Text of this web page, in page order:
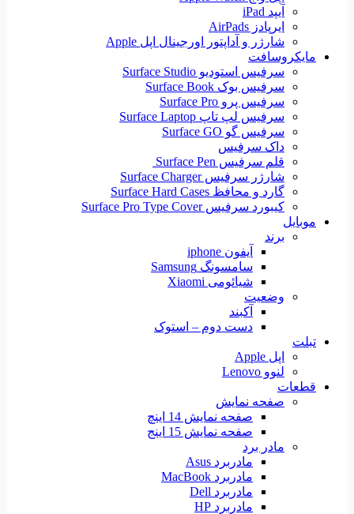
آیپد iPad
ایرپادز AirPads
شارژر و آداپتور اورجینال اپل Apple
مایکروسافت
سرفیس استودیو Surface Studio
سرفیس بوک Surface Book
سرفیس پرو Surface Pro
سرفیس لپ تاپ Surface Laptop
سرفیس گو Surface GO
داک سرفیس
قلم سرفیس Surface Pen
شارژر سرفیس Surface Charger
گارد و محافظ Surface Hard Cases
کیبورد سرفیس Surface Pro Type Cover
موبایل
برند
آیفون iphone
سامسونگ Samsung
شیائومی Xiaomi
وضعیت
آکبند
دست دوم – استوک
تبلت
اپل Apple
لنوو Lenovo
قطعات
صفحه نمایش
صفحه نمایش 14 اینچ
صفحه نمایش 15 اینج
مادر برد
مادربرد Asus
مادربرد MacBook
مادربرد Dell
مادربرد HP